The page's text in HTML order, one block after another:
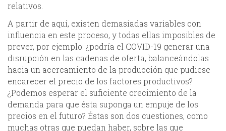
relativos.
A partir de aquí, existen demasiadas variables con
influencia en este proceso, y todas ellas imposibles de
prever, por ejemplo: ¿podría el COVID-19 generar una
disrupción en las cadenas de oferta, balanceándolas
hacia un acercamiento de la producción que pudiese
encarecer el precio de los factores productivos?
¿Podemos esperar el suficiente crecimiento de la
demanda para que ésta suponga un empuje de los
precios en el futuro? Éstas son dos cuestiones, como
muchas otras que puedan haber, sobre las que